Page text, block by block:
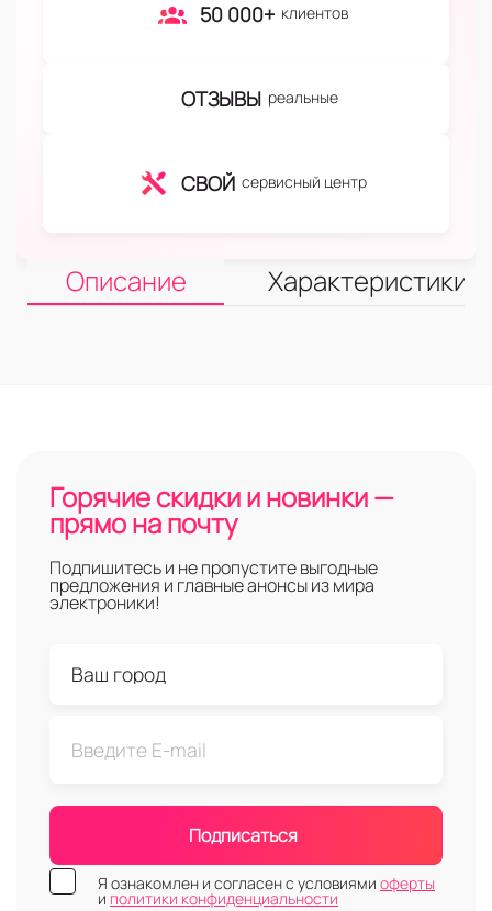
50 000+ клиентов
ОТЗЫВЫ реальные
СВОЙ сервисный центр
Описание Характеристики
Горячие скидки и новинки —
прямо на почту
Подпишитесь и не пропустите выгодные
предложения и главные анонсы из мира
электроники!
Подписаться
Я ознакомлен и согласен с условиями оферты
и политики конфиденциальности